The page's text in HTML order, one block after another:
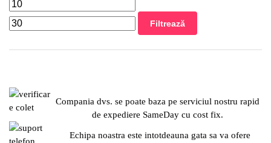
Filtrează
Compania dvs. se poate baza pe serviciul nostru rapid
de expediere SameDay cu cost fix.
Echipa noastra este intotdeauna gata sa va ofere